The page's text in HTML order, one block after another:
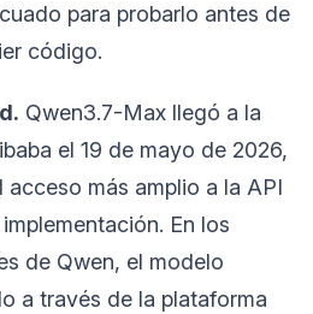
para probarlo antes de
código.
Qwen3.7-Max llegó a la
el 19 de mayo de 2026,
más amplio a la API
En los
de Qwen, el modelo
a través de la plataforma